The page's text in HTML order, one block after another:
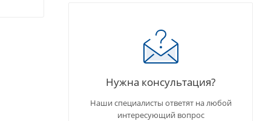
Нужна консультация?
Наши специалисты ответят на любой
интересующий вопрос